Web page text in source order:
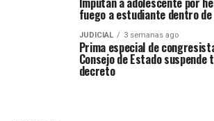
fuego a estudiante dentro
JUDICIAL 3 semanas ago
Prima especial de
Consejo de Estado
decreto